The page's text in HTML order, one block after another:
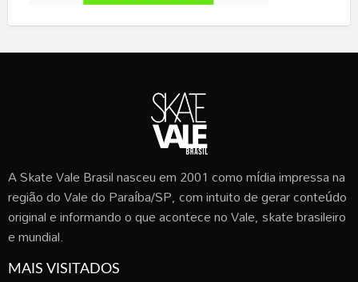
A Skate Vale Brasil nasceu em 2001 como mídia impressa na
região do Vale do Paraíba/SP, com intuito de gerar conteúdo
original e informando o que acontece no Vale, skate brasileiro
e mundial.
MAIS VISITADOS